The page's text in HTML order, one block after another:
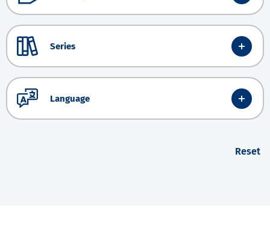
Series
Language
Reset